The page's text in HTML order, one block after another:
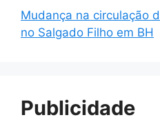
Mudança na circulação
no Salgado Filho em BH
Publicidade